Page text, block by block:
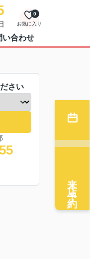
お気に入り
0
い合わせ
さい
来店予約